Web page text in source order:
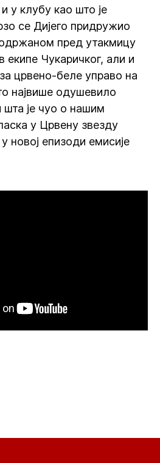
у клубу као што је
се Дијего придружио
пред утакмицу
екипе Чукаричког, али и
црвено-беле управо на
највише одушевило
шта је чуо о нашим
у Црвену звезду
новој епизоди емисије